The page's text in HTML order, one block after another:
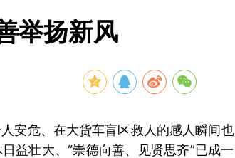
举扬新风
安危、在大货车盲区救人的感人瞬间也
益壮大、“崇德向善、见贤思齐”已成一